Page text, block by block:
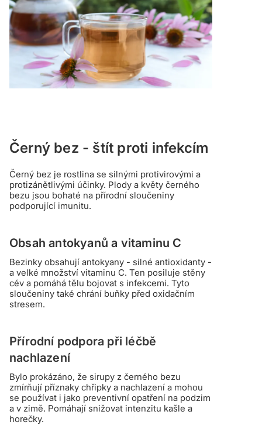
Černý bez - štít proti infekcím
Černý bez je rostlina se silnými protivirovými a
protizánětlivými účinky. Plody a květy černého
bezu jsou bohaté na přírodní sloučeniny
podporující imunitu.
Obsah antokyanů a vitaminu C
Bezinky obsahují antokyany - silné antioxidanty -
a velké množství vitaminu C. Ten posiluje stěny
cév a pomáhá tělu bojovat s infekcemi. Tyto
sloučeniny také chrání buňky před oxidačním
stresem.
Přírodní podpora při léčbě
nachlazení
Bylo prokázáno, že sirupy z černého bezu
zmírňují příznaky chřipky a nachlazení a mohou
se používat i jako preventivní opatření na podzim
a v zimě. Pomáhají snižovat intenzitu kašle a
horečky.